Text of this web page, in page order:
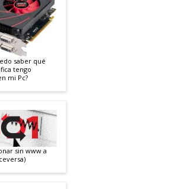
saber qué
tengo
mi Pc?
sin www a